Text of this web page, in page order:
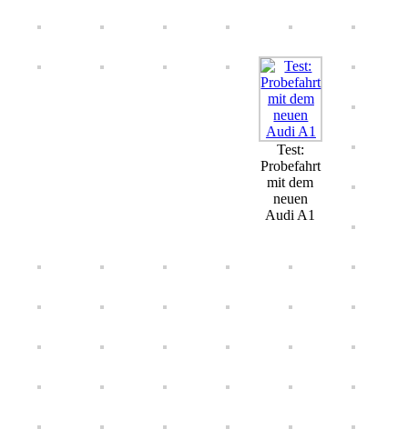
Test:
Probefahrt
mit dem
neuen
Audi A1